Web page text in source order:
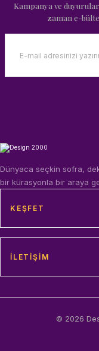
Kampanya ve
zaman e-
Dünyaca seçkin sofra,
bir kürasyonla bir araya
KEŞFET
İLETIŞIM
© 2026